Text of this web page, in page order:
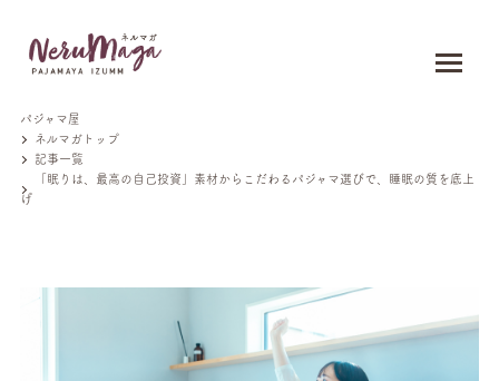
パジャマ屋
ネルマガトップ
記事一覧
「眠りは、最高の自己投資」素材からこだわるパジャマ選びで、睡眠の質を底上
げ